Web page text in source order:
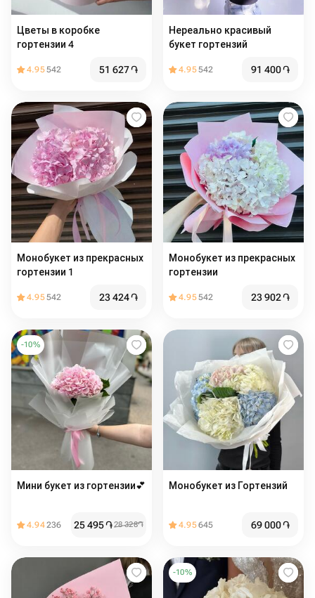
Цветы в коробке
гортензии 4
4.95542 51 627֏
Нереально красивый
букет гортензий
4.95542 91 400֏
Монобукет из прекрасных
гортензии 1
4.95542 23 424֏
Монобукет из прекрасных
гортензии
4.95542 23 902֏
-10%
Мини букет из гортензии💕
4.94236 25 495֏28 328֏
Монобукет из Гортензий
4.95645 69 000֏
-10%